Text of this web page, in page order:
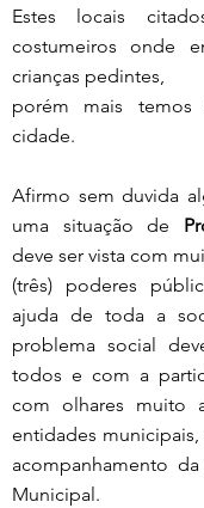
Estes locais
costumeiros onde
crianças pedintes,
porém mais temos
cidade.
Afirmo sem duvida
uma situação de
deve ser vista com
(três) poderes
ajuda de toda a
problema social
todos e com a
com olhares muito
entidades
acompanhamento da
Municipal.